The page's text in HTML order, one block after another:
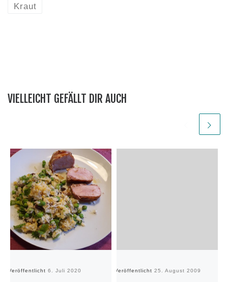
Kraut
VIELLEICHT GEFÄLLT DIR AUCH
Veröffentlicht 6. Juli 2020 Veröffentlicht 25. August 2009